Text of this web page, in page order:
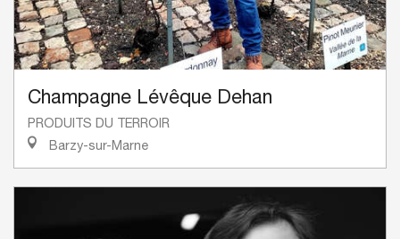
Champagne Lévêque Dehan
PRODUITS DU TERROIR
Barzy-sur-Marne